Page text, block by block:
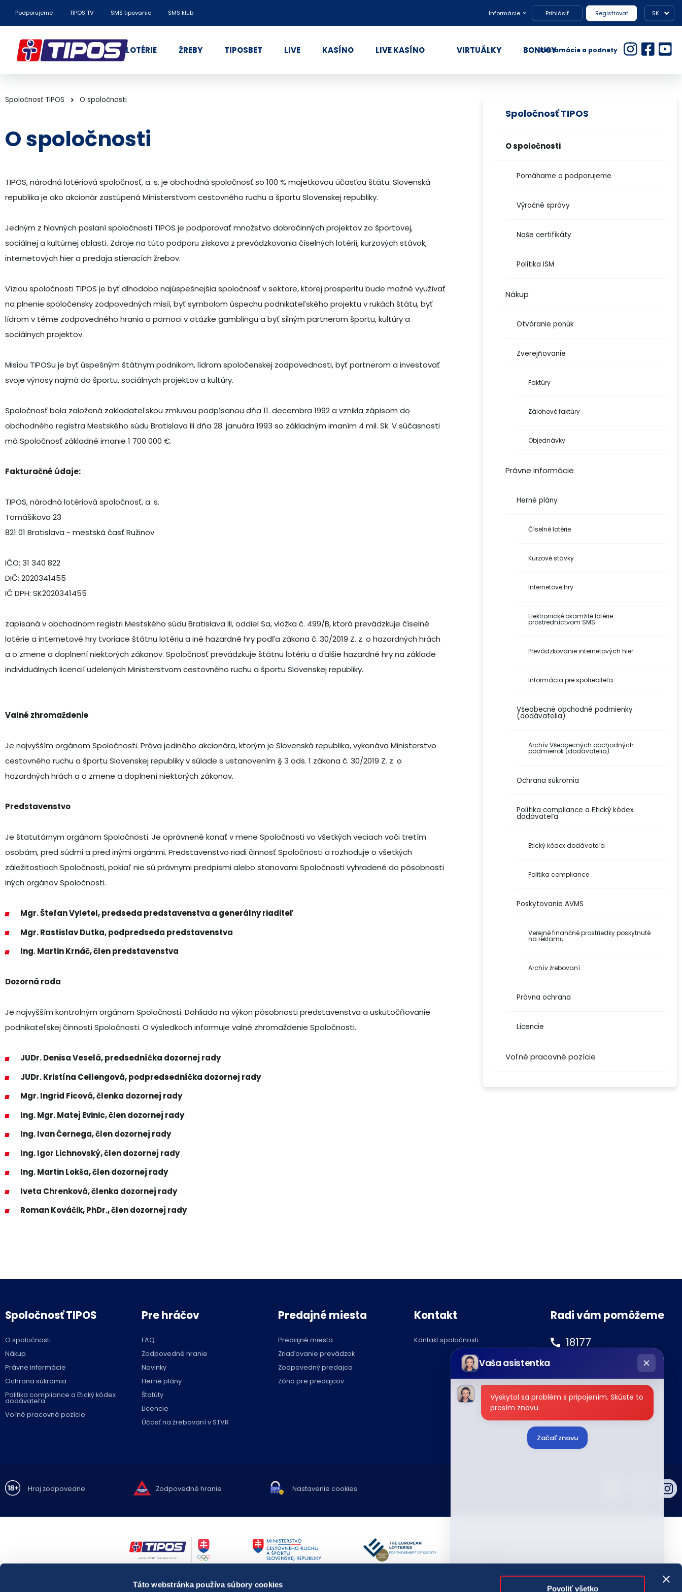
Táto webstránka používa súbory cookies Povoliť všetko
Podporujeme TIPOS TV SMS tipovanie SMS klub Informácie Prihlásiť Registrovať SK
LOTÉRIE ŽREBY TIPOSBET LIVE KASÍNO LIVE KASÍNO VIRTUÁLKY BONUSYReklamácie a podnety
Spoločnosť TIPOS
O spoločnosti
Pomáhame a podporujeme
Výročné správy
Naše certifikáty
Politika ISM
Nákup
Otváranie ponúk
Zverejňovanie
Faktúry
Zálohové faktúry
Objednávky
Právne informácie
Herné plány
Číselné lotérie
Kurzové stávky
Internetové hry
Elektronické okamžité lotérie
prostredníctvom SMS
Prevádzkovanie internetových hier
Informácia pre spotrebiteľa
Všeobecné obchodné podmienky
(dodávatelia)
Archív Všeobecných obchodných
podmienok (dodávatelia)
Ochrana súkromia
Politika compliance a Etický kódex
dodávateľa
Etický kódex dodávateľa
Politika compliance
Poskytovanie AVMS
Verejné finančné prostriedky poskytnuté
na reklamu
Archív žrebovaní
Právna ochrana
Licencie
Voľné pracovné pozície
Spoločnosť TIPOS O spoločnosti
O spoločnosti
TIPOS, národná lotériová spoločnosť, a. s. je obchodná spoločnosť so 100 % majetkovou účasťou štátu. Slovenská
republika je ako akcionár zastúpená Ministerstvom cestovného ruchu a športu Slovenskej republiky.
Jedným z hlavných poslaní spoločnosti TIPOS je podporovať množstvo dobročinných projektov zo športovej,
sociálnej a kultúrnej oblasti. Zdroje na túto podporu získava z prevádzkovania číselných lotérií, kurzových stávok,
internetových hier a predaja stieracích žrebov.
Víziou spoločnosti TIPOS je byť dlhodobo najúspešnejšia spoločnosť v sektore, ktorej prosperitu bude možné využívať
na plnenie spoločensky zodpovedných misií, byť symbolom úspechu podnikateľského projektu v rukách štátu, byť
lídrom v téme zodpovedného hrania a pomoci v otázke gamblingu a byť silným partnerom športu, kultúry a
sociálnych projektov.
Misiou TIPOSu je byť úspešným štátnym podnikom, lídrom spoločenskej zodpovednosti, byť partnerom a investovať
svoje výnosy najmä do športu, sociálnych projektov a kultúry.
Spoločnosť bola založená zakladateľskou zmluvou podpísanou dňa 11. decembra 1992 a vznikla zápisom do
obchodného registra Mestského súdu Bratislava III dňa 28. januára 1993 so základným imaním 4 mil. Sk. V súčasnosti
má Spoločnosť základné imanie 1 700 000 €.
Fakturačné údaje:
TIPOS, národná lotériová spoločnosť, a. s.
Tomášikova 23
821 01 Bratislava - mestská časť Ružinov
IČO: 31 340 822
DIČ: 2020341455
IČ DPH: SK2020341455
zapísaná v obchodnom registri Mestského súdu Bratislava III, oddiel Sa, vložka č. 499/B, ktorá prevádzkuje číselné
lotérie a internetové hry tvoriace štátnu lotériu a iné hazardné hry podľa zákona č. 30/2019 Z. z. o hazardných hrách
a o zmene a doplnení niektorých zákonov. Spoločnosť prevádzkuje štátnu lotériu a ďalšie hazardné hry na základe
individuálnych licencií udelených Ministerstvom cestovného ruchu a športu Slovenskej republiky.
Valné zhromaždenie
Je najvyšším orgánom Spoločnosti. Práva jediného akcionára, ktorým je Slovenská republika, vykonáva Ministerstvo
cestovného ruchu a športu Slovenskej republiky v súlade s ustanovením § 3 ods. 1 zákona č. 30/2019 Z. z. o
hazardných hrách a o zmene a doplnení niektorých zákonov.
Predstavenstvo
Je štatutárnym orgánom Spoločnosti. Je oprávnené konať v mene Spoločnosti vo všetkých veciach voči tretím
osobám, pred súdmi a pred inými orgánmi. Predstavenstvo riadi činnosť Spoločnosti a rozhoduje o všetkých
záležitostiach Spoločnosti, pokiaľ nie sú právnymi predpismi alebo stanovami Spoločnosti vyhradené do pôsobnosti
iných orgánov Spoločnosti.
Mgr. Štefan Vyletel, predseda predstavenstva a generálny riaditeľ
Mgr. Rastislav Dutka, podpredseda predstavenstva
Ing. Martin Krnáč, člen predstavenstva
Dozorná rada
Je najvyšším kontrolným orgánom Spoločnosti. Dohliada na výkon pôsobnosti predstavenstva a uskutočňovanie
podnikateľskej činnosti Spoločnosti. O výsledkoch informuje valné zhromaždenie Spoločnosti.
JUDr. Denisa Veselá, predsedníčka dozornej rady
JUDr. Kristína Cellengová, podpredsedníčka dozornej rady
Mgr. Ingrid Ficová, členka dozornej rady
Ing. Mgr. Matej Evinic, člen dozornej rady
Ing. Ivan Černega, člen dozornej rady
Ing. Igor Lichnovský, člen dozornej rady
Ing. Martin Lokša, člen dozornej rady
Iveta Chrenková, členka dozornej rady
Roman Kováčik, PhDr., člen dozornej rady
Radi vám pomôžeme
18177
podnety@tipos.sk
Spoločnosť TIPOS
O spoločnosti
Nákup
Právne informácie
Ochrana súkromia
Politika compliance a Etický kódex
dodávateľa
Voľné pracovné pozície
Pre hráčov
FAQ
Zodpovedné hranie
Novinky
Herné plány
Štatúty
Licencie
Účasť na žrebovaní v STVR
Predajné miesta
Predajné miesta
Zriaďovanie prevádzok
Zodpovedný predajca
Zóna pre predajcov
Kontakt
Kontakt spoločnosti
Hraj zodpovedne Zodpovedné hranie Nastavenie cookies
Zákaz hrania hazardných hier osobám mladším ako 18 rokov.
Hazardné hry predstavujú riziko vysokých finančných strát.
TIPOS využíva spravodajstvo a fotografie tlačovej agentúry TASR. Všetky práva vyhradené.
Publikovanie alebo ďalšie šírenie správ, fotografií a záznamov zo zdrojov TASR je bez
Vaša asistentka
Chatbot
píše
Vyskytol sa problém s pripojením. Skúste to
prosím znovu.
Začať znovu